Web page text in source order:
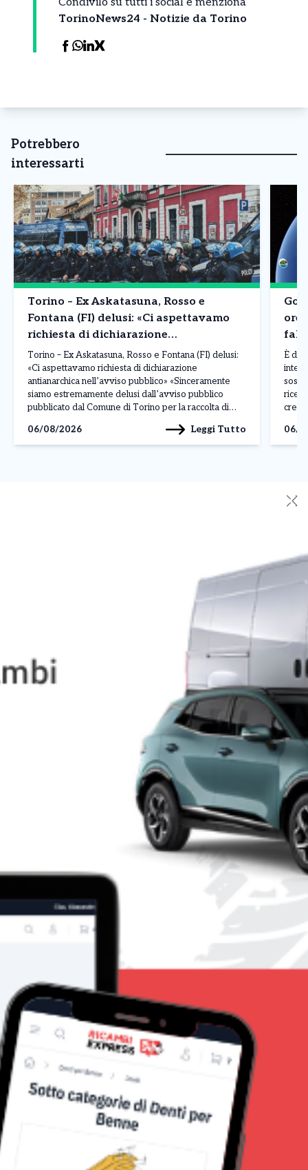
TorinoNews24 - Notizie da Torino
Potrebbero
interessarti
Torino – Ex Askatasuna, Rosso e
Fontana (FI) delusi: «Ci aspettavamo
richiesta di dichiarazione
antianarchica nell’avviso pubblico»
Torino – Ex Askatasuna, Rosso e Fontana (FI) delusi:
«Ci aspettavamo richiesta di dichiarazione
antianarchica nell’avviso pubblico» «Sinceramente
siamo estremamente delusi dall’avviso pubblico
pubblicato dal Comune di Torino per la raccolta di
ospitava Askatasuna. Ci aspettavamo che,
sull’esempio del Comune di Rivoli per le richieste di
06/08/2026 Leggi Tutto
ore
È
La
06/
✕